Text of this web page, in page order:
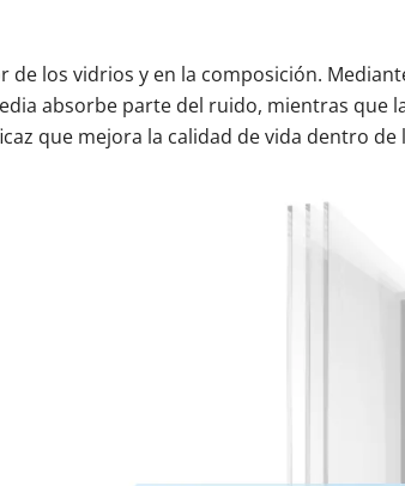
Cortizo Ventanas Veka
Veka
Descubre nuestras
Tiradores
Descubre nuestras
los vidrios y en la composición.
absorbe parte del ruido, mientras que
que mejora la calidad de vida dentro de